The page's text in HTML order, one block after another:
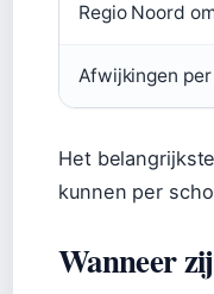
Regio Noord
Afwijkingen
Het
kunnen per
Wanneer